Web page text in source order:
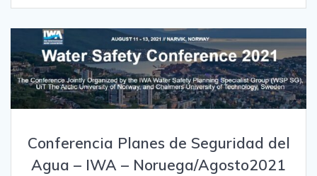
Conferencia Planes de Seguridad del
Agua – IWA – Noruega/Agosto2021